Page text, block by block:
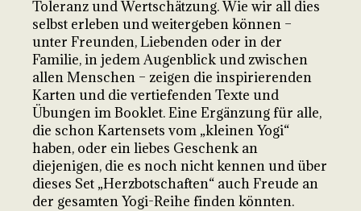
Toleranz und Wertschätzung. Wie wir all dies
selbst erleben und weitergeben können –
unter Freunden, Liebenden oder in der
Familie, in jedem Augenblick und zwischen
allen Menschen – zeigen die inspirierenden
Karten und die vertiefenden Texte und
Übungen im Booklet. Eine Ergänzung für alle,
die schon Kartensets vom „kleinen Yogi“
haben, oder ein liebes Geschenk an
diejenigen, die es noch nicht kennen und über
dieses Set „Herzbotschaften“ auch Freude an
der gesamten Yogi-Reihe finden könnten.